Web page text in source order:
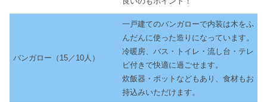
バンガロー（15／10人）
一戸建てのバンガローで内装は木をふ
んだんに使った造りになっています。
冷暖房、バス・トイレ・流し台・テレ
ビ付きで快適に過ごせます。
炊飯器・ポットなどもあり、食材もお
持込みいただけます。